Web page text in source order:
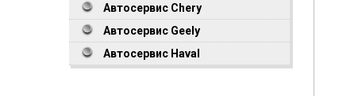
Автосервис Chery
Автосервис Geely
Автосервис Haval